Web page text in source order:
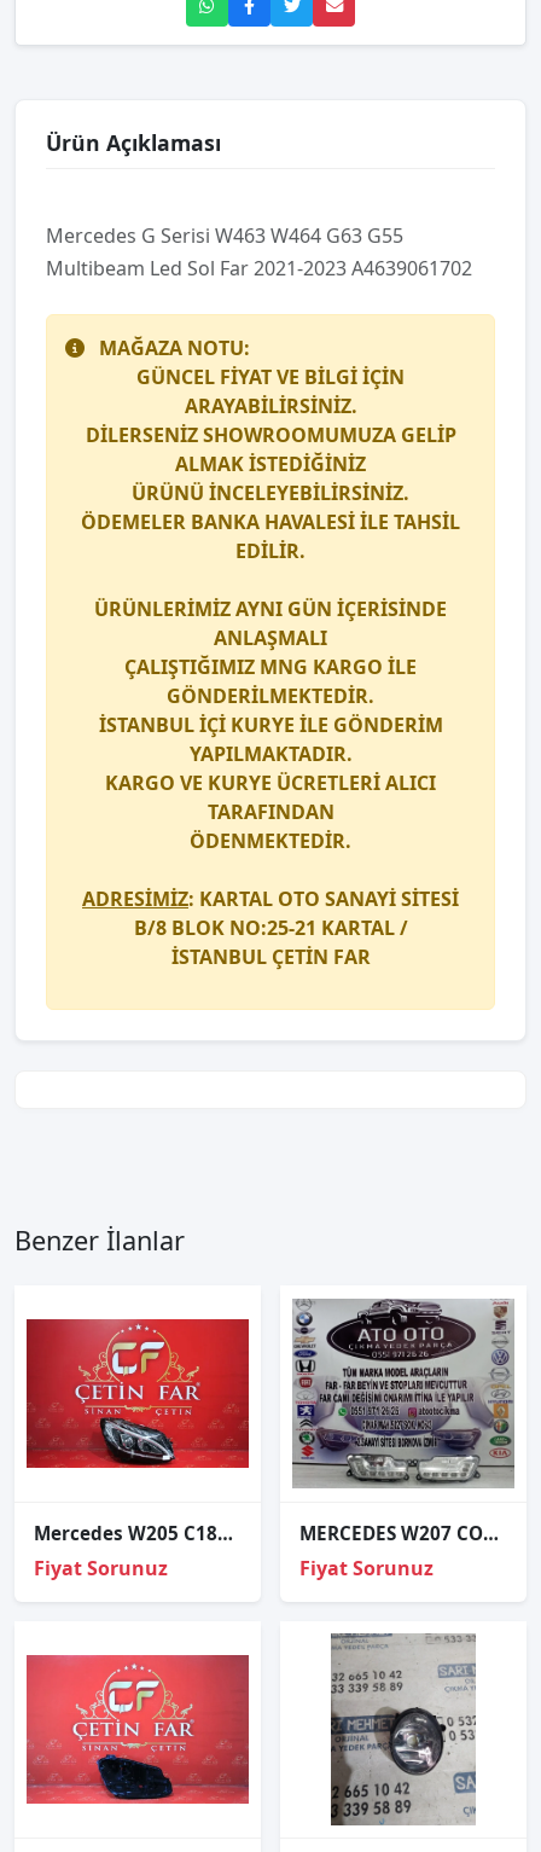
Ürün Açıklaması
Mercedes G Seri̇si̇ W463 W464 G63 G55
Multi̇beam Led Sol Far 2021-2023 A4639061702
MAĞAZA NOTU:
GÜNCEL FİYAT VE BİLGİ İÇİN
ARAYABİLİRSİNİZ.
DİLERSENİZ SHOWROOMUMUZA GELİP
ALMAK İSTEDİĞİNİZ
ÜRÜNÜ İNCELEYEBİLİRSİNİZ.
ÖDEMELER BANKA HAVALESİ İLE TAHSİL
EDİLİR.
ÜRÜNLERİMİZ AYNI GÜN İÇERİSİNDE
ANLAŞMALI
ÇALIŞTIĞIMIZ MNG KARGO İLE
GÖNDERİLMEKTEDİR.
İSTANBUL İÇİ KURYE İLE GÖNDERİM
YAPILMAKTADIR.
KARGO VE KURYE ÜCRETLERİ ALICI
TARAFINDAN
ÖDENMEKTEDİR.
ADRESİMİZ: KARTAL OTO SANAYİ SİTESİ
B/8 BLOK NO:25-21 KARTAL /
İSTANBUL ÇETİN FAR
Benzer İlanlar
Mercedes W205 C180-c200 Led Sağ Far Hatasiz
Fiyat Sorunuz
MERCEDES W207 COUPE ORJİNAL ÇIKMA ÖN SİS FARLARI
Fiyat Sorunuz